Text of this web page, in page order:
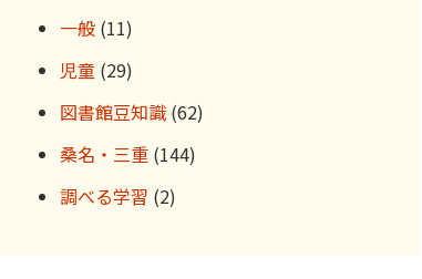
一般 (11)
児童 (29)
図書館豆知識 (62)
桑名・三重 (144)
調べる学習 (2)